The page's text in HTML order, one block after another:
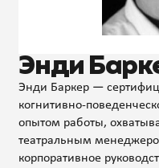
Энди
Энди Баркер —
когнитивно-
опытом работы,
театральным
корпоративное